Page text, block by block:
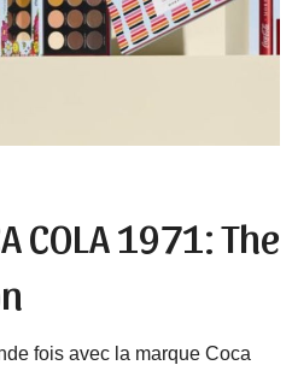
COLA 1971: The
fois avec la marque Coca